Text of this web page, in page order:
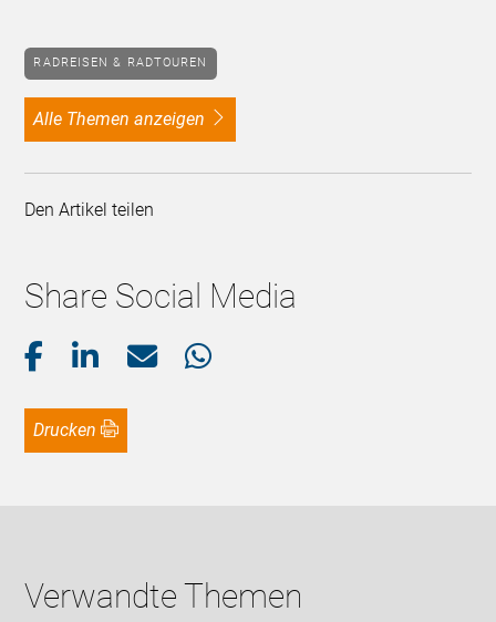
RADREISEN & RADTOUREN
alle Themen anzeigen
Den Artikel teilen
Share Social Media
Drucken
Verwandte Themen